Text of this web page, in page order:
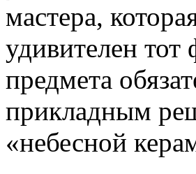
мастера,
удивителен
предмета
прикладным
«небесной